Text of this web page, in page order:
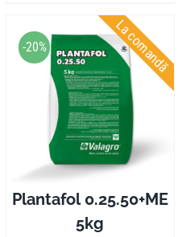
-20% La comandă
Plantafol 0.25.50+ME
5kg